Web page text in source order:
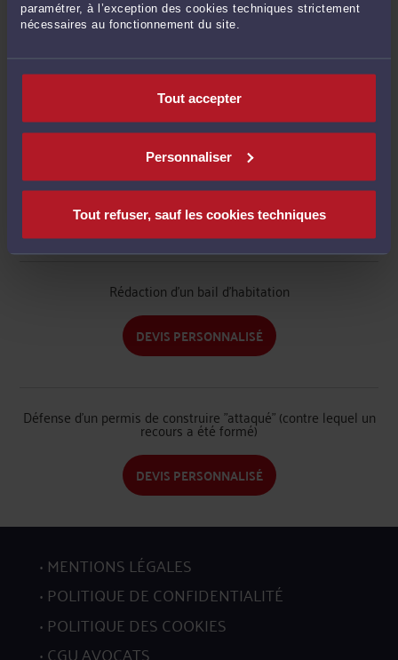
paramétrer, à l’exception des cookies techniques strictement
nécessaires au fonctionnement du site.
Tout accepter
Personnaliser
Tout refuser, sauf les cookies techniques
Rédaction de bail commercial
DEVIS PERSONNALISÉ
Procédure relative à des troubles de voisinage ("trouble
anormal de voisinage")
DEVIS PERSONNALISÉ
Rédaction d'un bail d'habitation
DEVIS PERSONNALISÉ
Défense d'un permis de construire "attaqué" (contre lequel un
recours a été formé)
DEVIS PERSONNALISÉ
MENTIONS LÉGALES
POLITIQUE DE CONFIDENTIALITÉ
POLITIQUE DES COOKIES
CGU AVOCATS